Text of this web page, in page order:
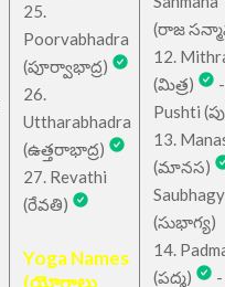
25.
Poorvabhadra
(పూర్వాభాద్ర)
26.
Uttharabhadra
(ఉత్తరాభాద్ర)
27. Revathi
(రేవతి)
Yoga Names
(యోగాలు
(రాజ
12.
(మిత్ర)
-
Pushti
13.
(మానస)
(సుభాగ్య)
14.
(పద్మ)
-